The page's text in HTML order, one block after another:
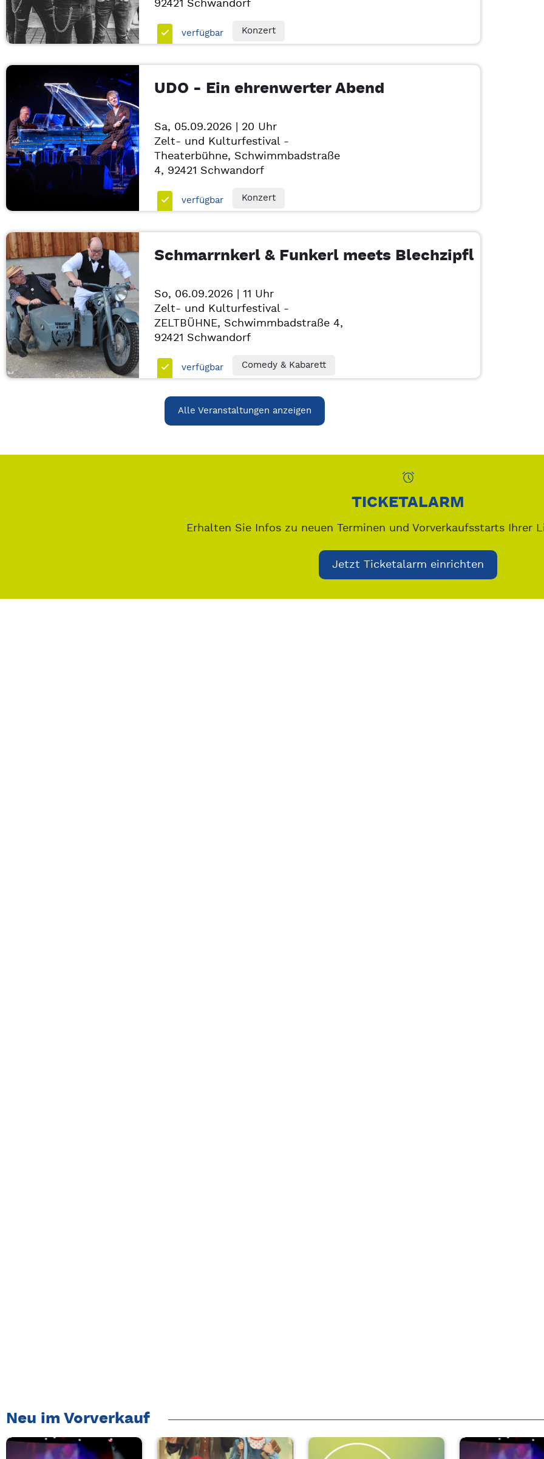
92421 Schwandorf
verfügbar Konzert
UDO - Ein ehrenwerter Abend
Sa, 05.09.2026 | 20 Uhr
Zelt- und Kulturfestival -
Theaterbühne, Schwimmbadstraße
4, 92421 Schwandorf
verfügbar Konzert
Schmarrnkerl & Funkerl meets Blechzipfl
So, 06.09.2026 | 11 Uhr
Zelt- und Kulturfestival -
ZELTBÜHNE, Schwimmbadstraße 4,
92421 Schwandorf
verfügbar Comedy & Kabarett
Alle Veranstaltungen anzeigen
TICKETALARM
Erhalten Sie Infos zu neuen Terminen und Vorverkaufsstarts Ihrer
Jetzt Ticketalarm einrichten
Neu im Vorverkauf